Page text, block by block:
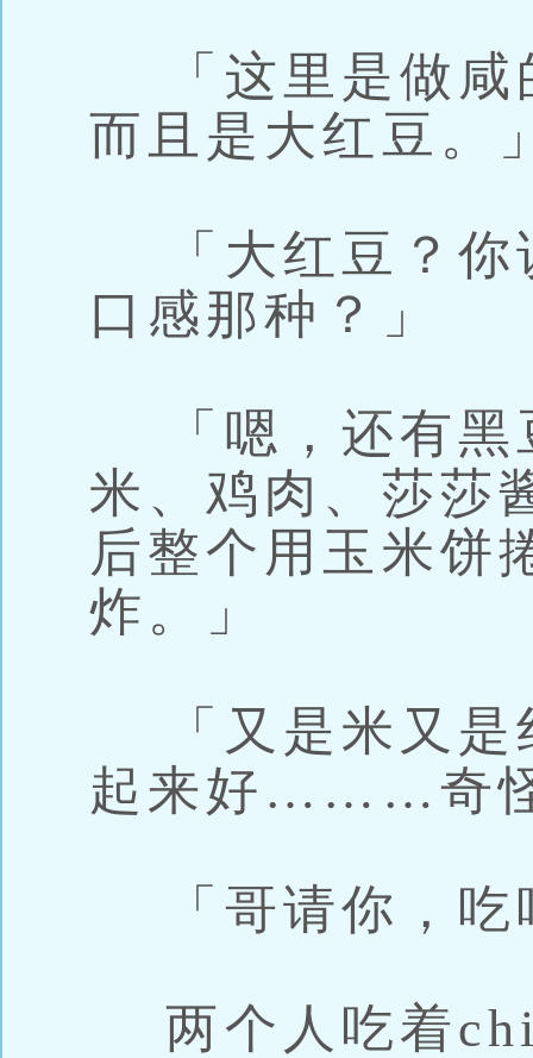
「这里是做咸
而且是大红豆。
「大红豆？你
口感那种？」
「嗯，还有黑
米、鸡肉、莎莎
后整个用玉米饼
炸。」
「又是米又是
起来好………奇
「哥请你，吃
两个人吃着